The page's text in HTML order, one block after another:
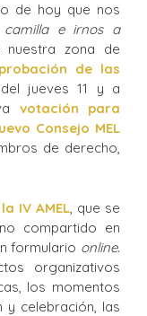
de hoy que nos
camilla e irnos a
zona de
de las
jueves 11 y a
votación para
Consejo MEL
de derecho,
IV AMEL, que se
compartido en
formulario online.
organizativos
los momentos
celebración, las